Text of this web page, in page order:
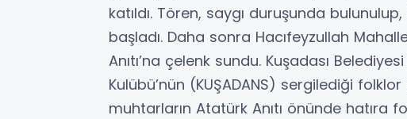
katıldı. Tören, saygı duruşunda bulunulup,
başladı. Daha sonra Hacıfeyzullah
Anıtı’na çelenk sundu. Kuşadası
Kulübü’nün (KUŞADANS) sergilediği
muhtarların Atatürk Anıtı önünde hatıra